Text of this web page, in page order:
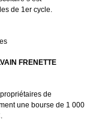
de 1er cycle.
FRENETTE
de
une bourse de 1 000